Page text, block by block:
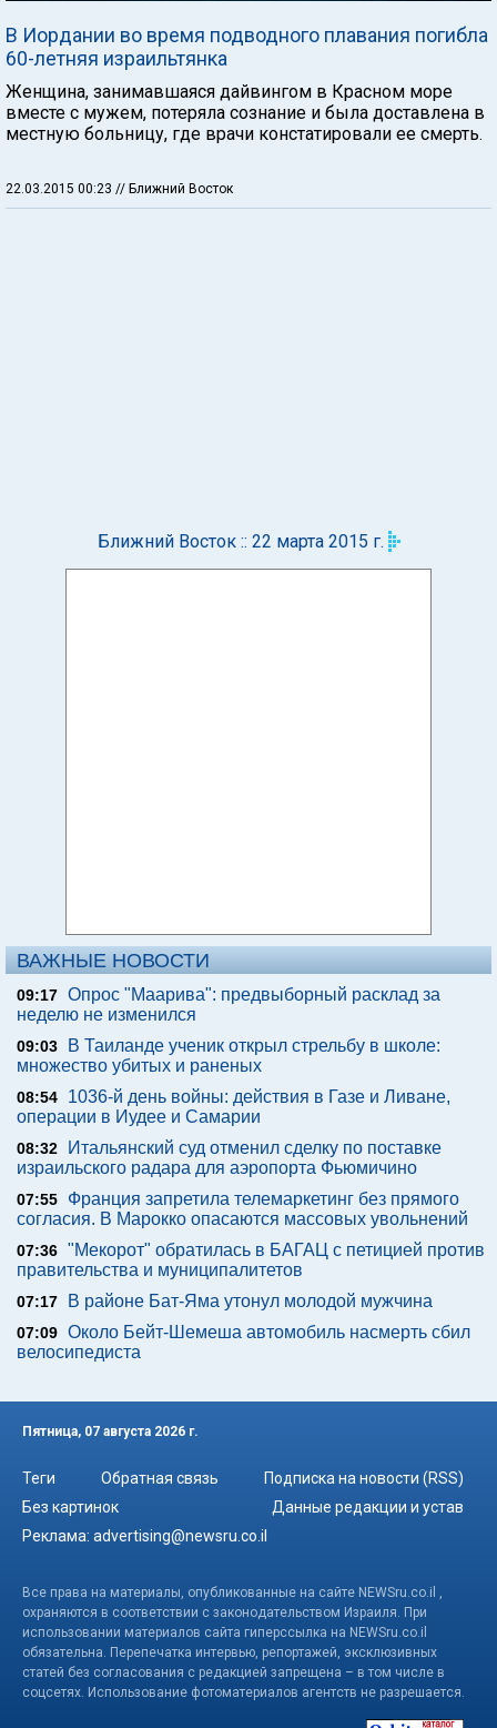
В Иордании во время подводного плавания погибла
60-летняя израильтянка
Женщина, занимавшаяся дайвингом в Красном море
вместе с мужем, потеряла сознание и была доставлена в
местную больницу, где врачи констатировали ее смерть.
22.03.2015 00:23 // Ближний Восток
Ближний Восток :: 22 марта 2015 г.
ВАЖНЫЕ НОВОСТИ
09:17 Опрос "Mаарива": предвыборный расклад за
неделю не изменился
09:03
В Таиланде ученик открыл стрельбу в школе:
множество убитых и раненых
08:54
1036-й день войны: действия в Газе и Ливане,
операции в Иудее и Самарии
08:32
Итальянский суд отменил сделку по поставке
израильского радара для аэропорта Фьюмичино
07:55
Франция запретила телемаркетинг без прямого
согласия. В Марокко опасаются массовых увольнений
07:36 "Мекорот" обратилась в БАГАЦ с петицией против
правительства и муниципалитетов
07:17 В районе Бат-Яма утонул молодой мужчина
07:09 Около Бейт-Шемеша автомобиль насмерть сбил
велосипедиста
Пятница, 07 августа 2026 г.
Теги Обратная связь
Подписка на новости (RSS)
Без картинок
Данные редакции и устав
Реклама: advertising@newsru.co.il
Все права на материалы, опубликованные на сайте NEWSru.co.il ,
охраняются в соответствии с законодательством Израиля. При
использовании материалов сайта гиперссылка на NEWSru.co.il
обязательна. Перепечатка интервью, репортажей, эксклюзивных
статей без согласования с редакцией запрещена – в том числе в
соцсетях. Использование фотоматериалов агентств не разрешается.